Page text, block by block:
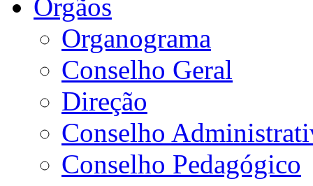
Orgãos
Organograma
Conselho Geral
Direção
Conselho
Conselho Pedagógico